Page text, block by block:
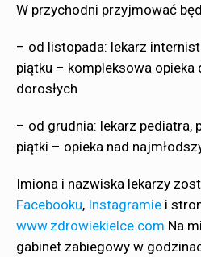
W przychodni przyjmować
– od listopada: lekarz
piątku – kompleksowa opieka
dorosłych
– od grudnia: lekarz pediatra,
piątki – opieka nad
Imiona i nazwiska lekarzy
Facebooku, Instagramie i
www.zdrowiekielce.com Na
gabinet zabiegowy w